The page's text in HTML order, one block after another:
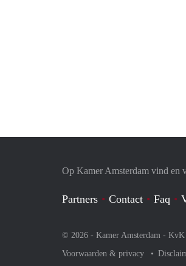
Op Kamer Amsterdam vind en
Partners Contact Faq
© 2026 - Kamer Amsterdam - KvK
Voorwaarden & privacy